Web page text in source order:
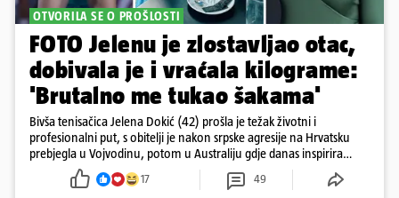
OTVORILA SE O PROŠLOSTI
FOTO Jelenu je zlostavljao otac,
dobivala je i vraćala kilograme:
'Brutalno me tukao šakama'
Bivša tenisačica Jelena Dokić (42) prošla je težak životni i
profesionalni put, s obitelji je nakon srpske agresije na Hrvatsku
prebjegla u Vojvodinu, potom u Australiju gdje danas inspirira
17 49